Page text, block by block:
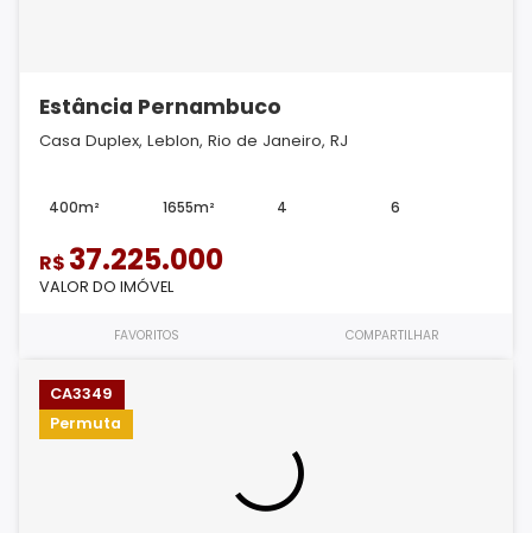
Estância Pernambuco
Casa Duplex, Leblon, Rio de Janeiro, RJ
400m² 1655m² 4 6
R$ 37.225.000
VALOR DO IMÓVEL
FAVORITOS COMPARTILHAR
CA3349
Permuta